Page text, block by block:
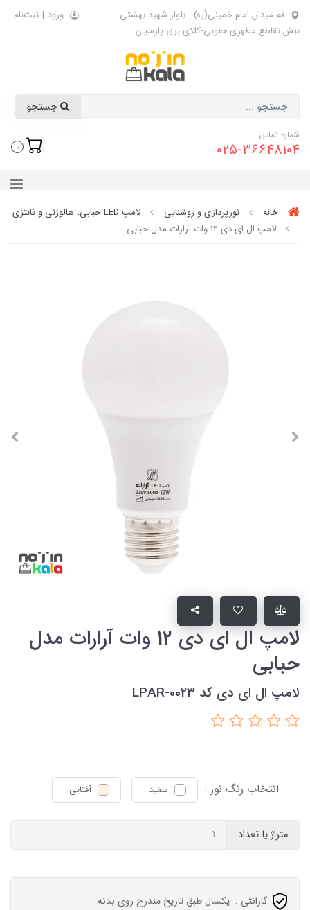
قم-میدان امام خمینی(ره) - بلوار شهید بهشتی-
نبش تقاطع مطهری جنوبی-کالای برق پارسیان
ورود | ثبت‌نام
شماره تماس:
025-36648104
0
خانه نورپردازی و روشنایی
لامپ LED حبابی، هالوژنی و فانتزی
لامپ ال ای دی 12 وات آرارات مدل حبابی
لامپ ال ای دی 12 وات آرارات مدل
حبابی
لامپ ال ای دی کد LPAR-0023
انتخاب رنگ نور : سفید آفتابی
متراژ یا تعداد
گارانتی : یکسال طبق تاریخ مندرج روی بدنه